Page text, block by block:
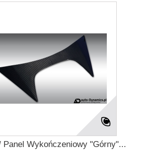
Panel Wykończeniowy "Górny"...